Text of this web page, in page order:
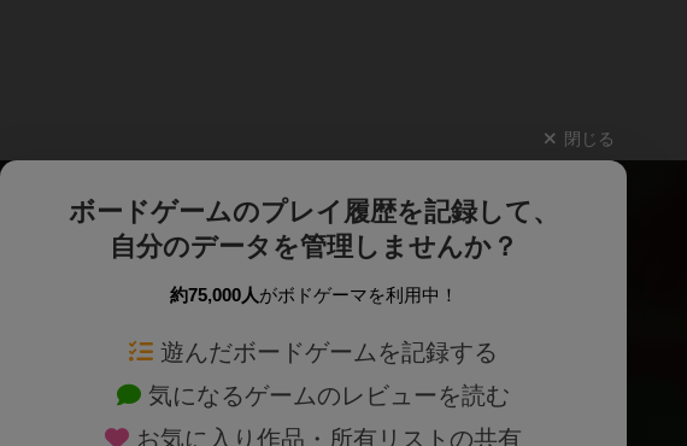
閉じる
ボードゲームのプレイ履歴を記録して、
自分のデータを管理しませんか？
約75,000人がボドゲーマを利用中！
遊んだボードゲームを記録する
気になるゲームのレビューを読む
お気に入り作品・所有リストの共有
ボードゲームを検索する 新作・再入荷情報